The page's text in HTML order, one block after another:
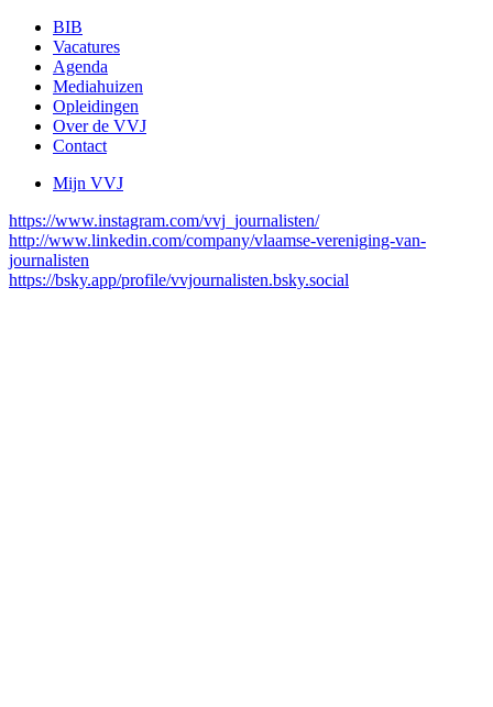
Secondary
menu
BIB
Vacatures
Agenda
Mediahuizen
Opleidingen
Over de VVJ
Contact
Gebruikersmenu
Mijn VVJ
https://www.instagram.com/vvj_journalisten/
http://www.linkedin.com/company/vlaamse-vereniging-van-
journalisten
https://bsky.app/profile/vvjournalisten.bsky.social